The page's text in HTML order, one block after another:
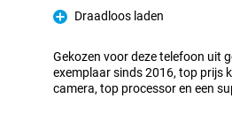
Pro
Draadloos laden
Gekozen voor deze telefoon uit
exemplaar sinds 2016, top prijs
camera, top processor en een